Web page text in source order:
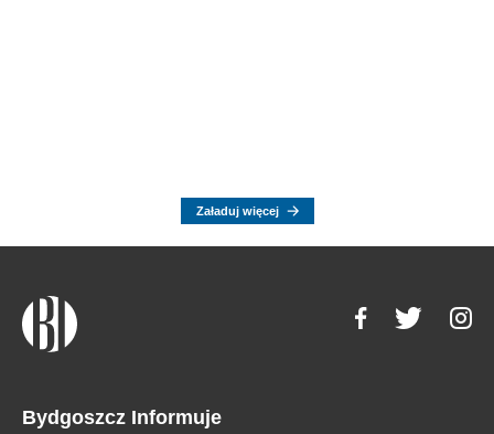
Załaduj więcej
Bydgoszcz Informuje